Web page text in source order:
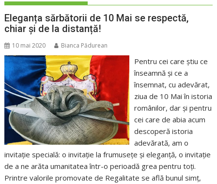
Eleganța sărbătorii de 10 Mai se respectă,
chiar și de la distanță!
10 mai 2020 Bianca Pădurean
Pentru cei care știu ce
înseamnă și ce a
însemnat, cu adevărat,
ziua de 10 Mai în istoria
românilor, dar și pentru
cei care de abia acum
descoperă istoria
adevărată, am o
invitație specială: o invitație la frumusețe și eleganță, o invitație
de a ne arăta umanitatea într-o perioadă grea pentru toți.
Printre valorile promovate de Regalitate se află bunul simț,